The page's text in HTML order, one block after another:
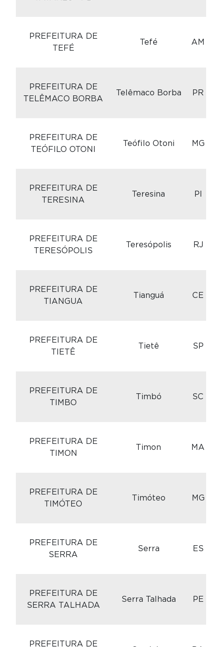
PREFEITURA DE
TEFÉ
Tefé AM
PREFEITURA DE
TELÊMACO BORBA
Telêmaco Borba PR
PREFEITURA DE
TEÓFILO OTONI
Teófilo Otoni MG
PREFEITURA DE
TERESINA
Teresina PI
PREFEITURA DE
TERESÓPOLIS
Teresópolis RJ
PREFEITURA DE
TIANGUA
Tianguá CE
PREFEITURA DE
TIETÊ
Tietê SP
PREFEITURA DE
TIMBO
Timbó SC
PREFEITURA DE
TIMON
Timon MA
PREFEITURA DE
TIMÓTEO
Timóteo MG
PREFEITURA DE
SERRA
Serra ES
PREFEITURA DE
SERRA TALHADA
Serra Talhada PE
PREFEITURA DE